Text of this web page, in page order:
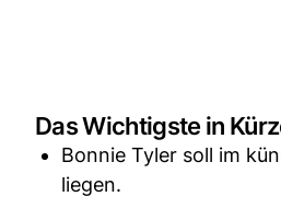
Das Wichtigste in
Bonnie Tyler soll im
liegen.